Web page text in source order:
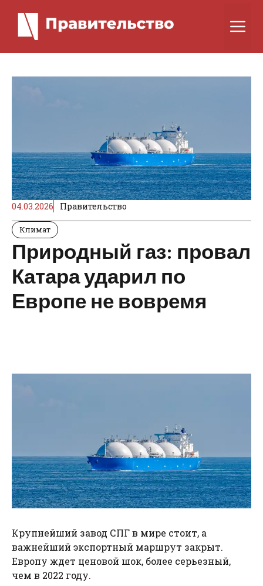
содержимому
04.03.2026 Правительство
Климат
Природный газ: провал
Катара ударил по
Европе не вовремя
Крупнейший завод СПГ в мире стоит, а
важнейший экспортный маршрут закрыт.
Европу ждет ценовой шок, более серьезный,
чем в 2022 году.